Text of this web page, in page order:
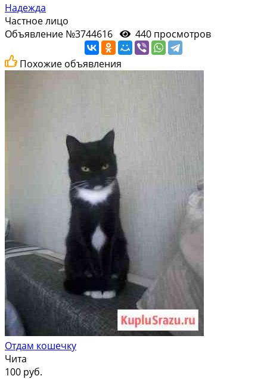
Надежда
Частное лицо
Объявление №3744616
440 просмотров
Похожие объявления
Отдам кошечку
Чита
100 руб.